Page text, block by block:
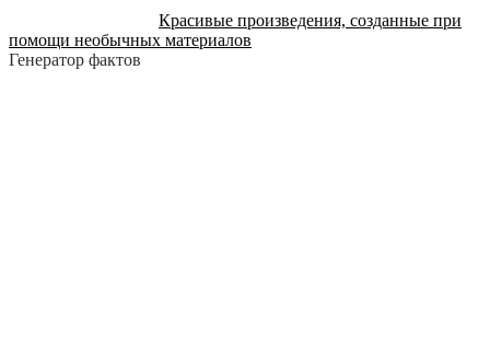
Красивые произведения, созданные при
помощи необычных материалов
Генератор фактов